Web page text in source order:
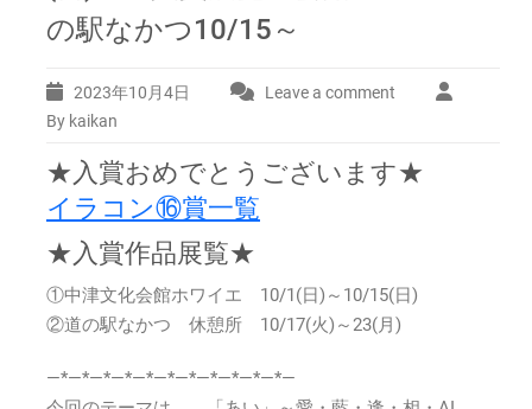
の駅なかつ10/15～
2023年10月4日
Leave a comment
By kaikan
★入賞おめでとうございます★
イラコン⑯賞一覧
★入賞作品展覧★
①中津文化会館ホワイエ 10/1(日)～10/15(日)
②道の駅なかつ 休憩所 10/17(火)～23(月)
—*—*—*—*—*—*—*—*—*—*—*—